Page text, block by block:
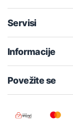
Servisi
Informacije
Povežite se